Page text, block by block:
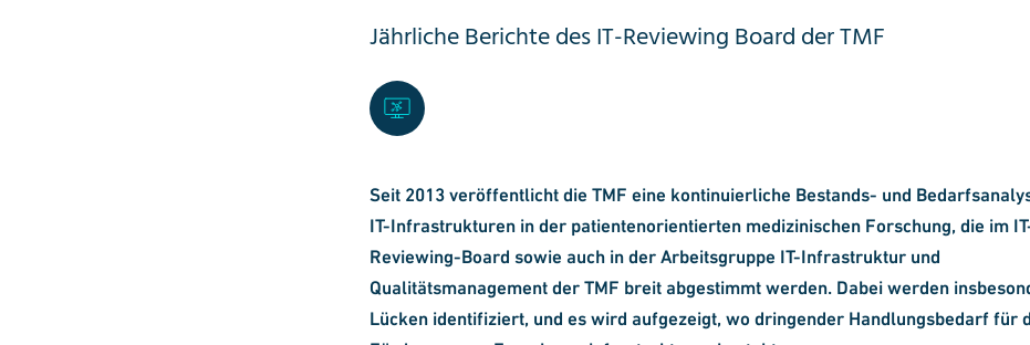
Jährliche Berichte des IT-Reviewing Board der TMF
Seit 2013 veröffentlicht die TMF eine kontinuierliche Bestands- und
IT-Infrastrukturen in der patientenorientierten medizinischen Forschung, die im
Reviewing-Board sowie auch in der Arbeitsgruppe IT-Infrastruktur und
Qualitätsmanagement der TMF breit abgestimmt werden. Dabei werden
Lücken identifiziert, und es wird aufgezeigt, wo dringender Handlungsbedarf für